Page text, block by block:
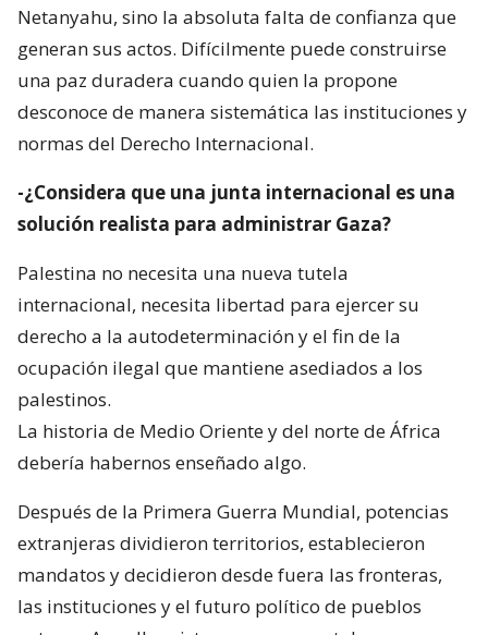
Netanyahu, sino la absoluta falta de confianza que
generan sus actos. Difícilmente puede construirse
una paz duradera cuando quien la propone
desconoce de manera sistemática las instituciones y
normas del Derecho Internacional.
-¿Considera que una junta internacional es una
solución realista para administrar Gaza?
Palestina no necesita una nueva tutela
internacional, necesita libertad para ejercer su
derecho a la autodeterminación y el fin de la
ocupación ilegal que mantiene asediados a los
palestinos.
La historia de Medio Oriente y del norte de África
debería habernos enseñado algo.
Después de la Primera Guerra Mundial, potencias
extranjeras dividieron territorios, establecieron
mandatos y decidieron desde fuera las fronteras,
las instituciones y el futuro político de pueblos